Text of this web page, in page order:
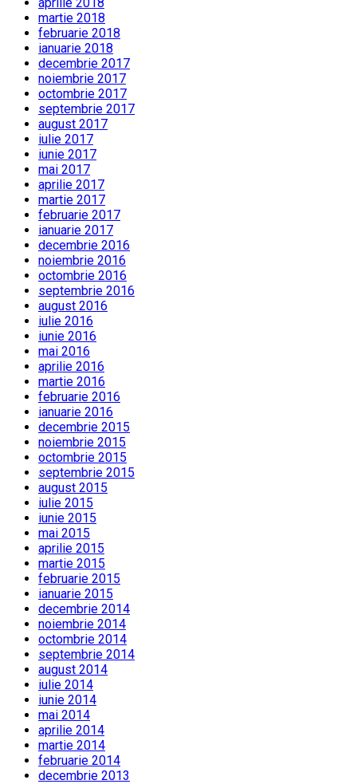
martie 2018
februarie 2018
ianuarie 2018
decembrie 2017
noiembrie 2017
octombrie 2017
septembrie 2017
august 2017
iulie 2017
iunie 2017
mai 2017
aprilie 2017
martie 2017
februarie 2017
ianuarie 2017
decembrie 2016
noiembrie 2016
octombrie 2016
septembrie 2016
august 2016
iulie 2016
iunie 2016
mai 2016
aprilie 2016
martie 2016
februarie 2016
ianuarie 2016
decembrie 2015
noiembrie 2015
octombrie 2015
septembrie 2015
august 2015
iulie 2015
iunie 2015
mai 2015
aprilie 2015
martie 2015
februarie 2015
ianuarie 2015
decembrie 2014
noiembrie 2014
octombrie 2014
septembrie 2014
august 2014
iulie 2014
iunie 2014
mai 2014
aprilie 2014
martie 2014
februarie 2014
decembrie 2013